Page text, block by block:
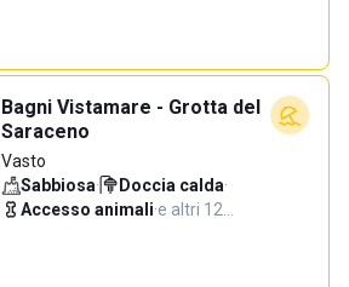
Bagni Vistamare - Grotta del
Saraceno
Vasto
Sabbiosa· Doccia calda·
Accesso animali·e altri 12…